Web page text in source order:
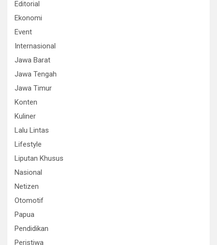
Editorial
Ekonomi
Event
Internasional
Jawa Barat
Jawa Tengah
Jawa Timur
Konten
Kuliner
Lalu Lintas
Lifestyle
Liputan Khusus
Nasional
Netizen
Otomotif
Papua
Pendidikan
Peristiwa